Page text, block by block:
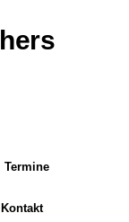
Termine
Kontakt